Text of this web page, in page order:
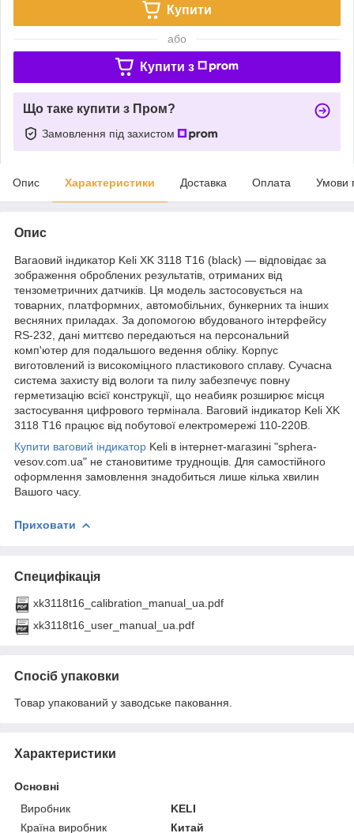
Купити
або
Купити з
Що таке купити з Пром?
Замовлення під захистом
Опис Характеристики Доставка Оплата Умови
Опис
Вагаовий індикатор Keli XK 3118 T16 (black) — відповідає за
зображення оброблених результатів, отриманих від
тензометричних датчиків. Ця модель застосовується на
товарних, платформних, автомобільних, бункерних та інших
весняних приладах. За допомогою вбудованого інтерфейсу
RS-232, дані миттєво передаються на персональний
комп'ютер для подальшого ведення обліку. Корпус
виготовлений із високоміцного пластикового сплаву. Сучасна
система захисту від вологи та пилу забезпечує повну
герметизацію всієї конструкції, що неабияк розширює місця
застосування цифрового термінала. Ваговий індикатор Keli XK
3118 T16 працює від побутової електромережі 110-220В.
Купити ваговий індикатор Keli в інтернет-магазині "sphera-
vesov.com.ua" не становитиме труднощів. Для самостійного
оформлення замовлення знадобиться лише кілька хвилин
Вашого часу.
Приховати
Специфікація
xk3118t16_calibration_manual_ua.pdf
xk3118t16_user_manual_ua.pdf
Спосіб упаковки
Товар упакований у заводське паковання.
Характеристики
Основні
Виробник
KELI
Країна виробник
Китай